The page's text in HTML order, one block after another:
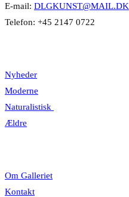
E-mail: DLGKUNST@MAIL.DK
Telefon: +45 2147 0722
Nyheder
Moderne
Naturalistisk
Ældre
Om Galleriet
Kontakt